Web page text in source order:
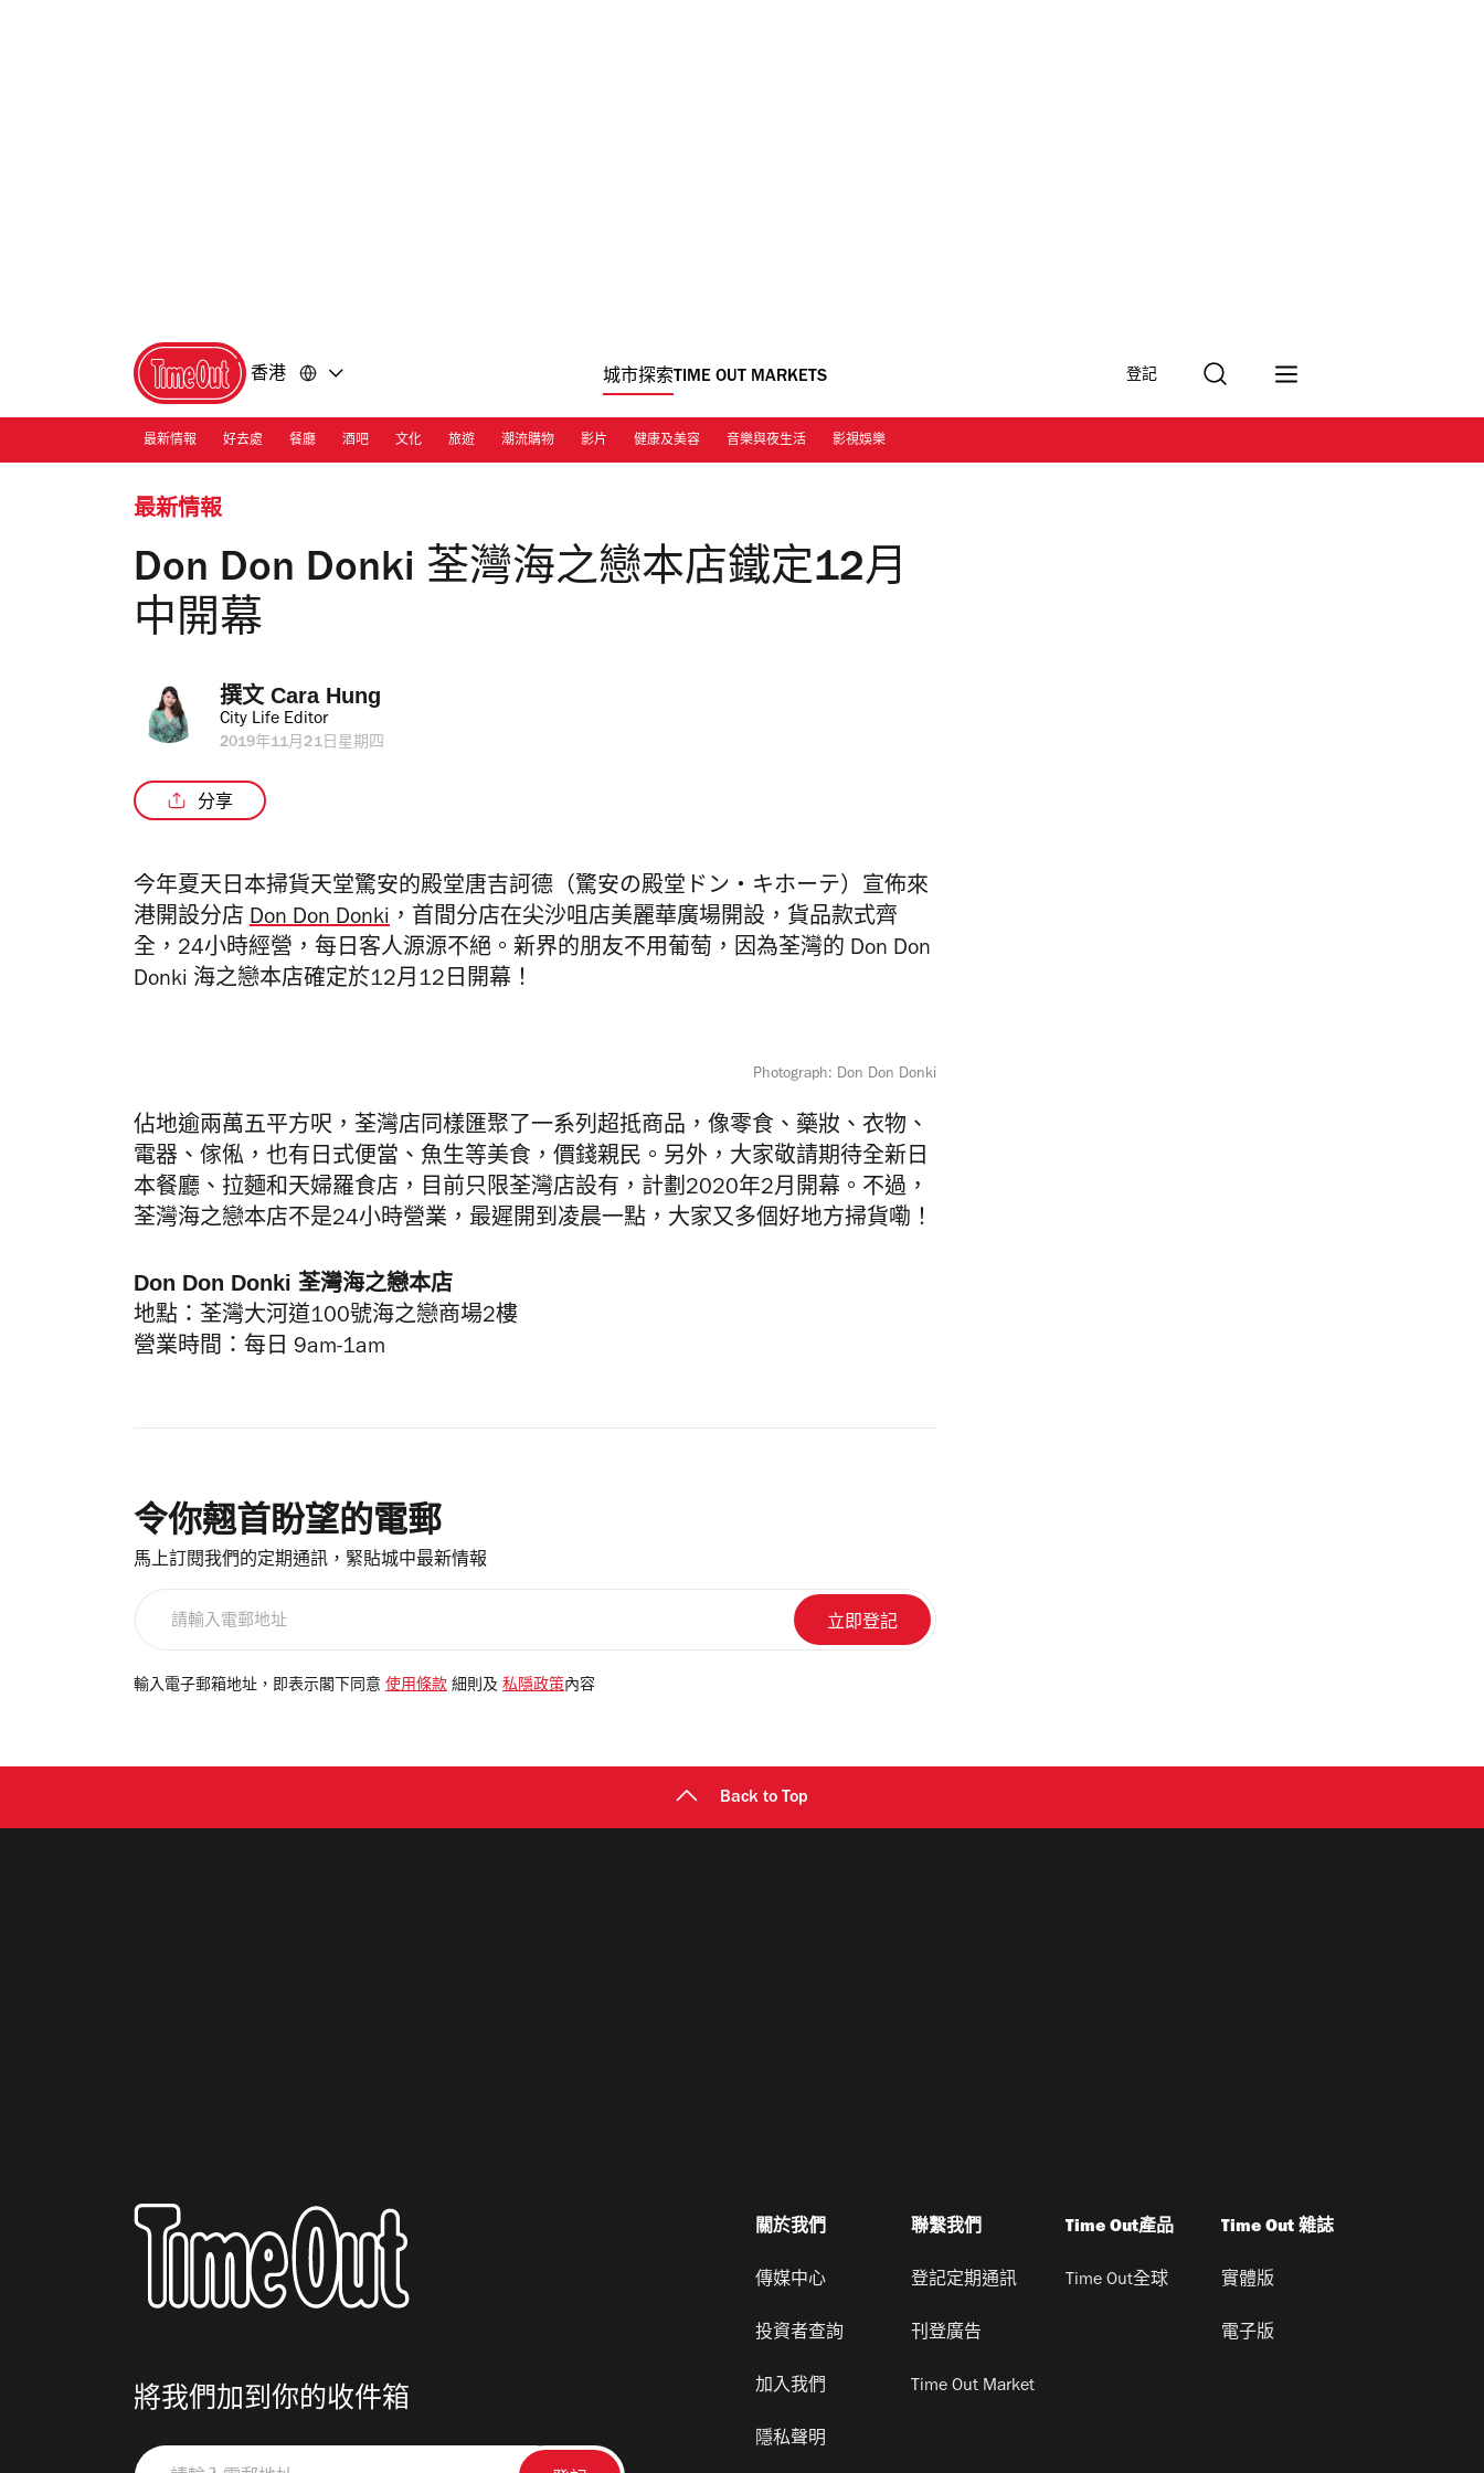
香港 城市探索TIME OUT MARKETS 登記
最新情報 好去處 餐廳 酒吧 文化 旅遊 潮流購物 影片 健康及美容 音樂與夜生活 影視娛樂
最新情報
Don Don Donki 荃灣海之戀本店鐵定12月
中開幕
撰文 Cara Hung
City Life Editor
2019年11月21日星期四
分享
今年夏天日本掃貨天堂驚安的殿堂唐吉訶德（驚安の殿堂ドン・キホーテ）宣佈來
港開設分店 Don Don Donki ，首間分店在尖沙咀店美麗華廣場開設，貨品款式齊
全，24小時經營，每日客人源源不絕。新界的朋友不用葡萄，因為荃灣的 Don Don
Donki 海之戀本店確定於12月12日開幕！
Photograph: Don Don Donki
佔地逾兩萬五平方呎，荃灣店同樣匯聚了一系列超抵商品，像零食、藥妝、衣物、
電器、傢俬，也有日式便當、魚生等美食，價錢親民。另外，大家敬請期待全新日
本餐廳、拉麵和天婦羅食店，目前只限荃灣店設有，計劃2020年2月開幕。不過，
荃灣海之戀本店不是24小時營業，最遲開到凌晨一點，大家又多個好地方掃貨嘞！
Don Don Donki 荃灣海之戀本店
地點：荃灣大河道100號海之戀商場2樓
營業時間：每日 9am-1am
令你翹首盼望的電郵
馬上訂閱我們的定期通訊，緊貼城中最新情報
電
輸入電子郵箱地址，即表示閣下同意 使用條款 細則及 私隱政策 內容
Back to Top
將我們加到你的收件箱
請
關於我們
傳媒中心
投資者查詢
加入我們
隱私聲明
聯繫我們
登記定期通訊
刊登廣告
Time Out Market
Time Out產品
Time Out全球
Time Out 雜誌
實體版
電子版